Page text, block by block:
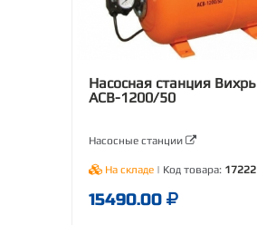
Насосная станция Вихрь
АСВ-1200/50
Насосные станции
На складе | Код товара: 17222
15490.00